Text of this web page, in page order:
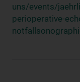
uns/events/
perioperative-